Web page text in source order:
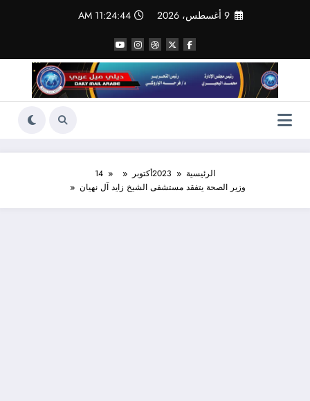
9 أغسطس، 2026 11:24:45 AM
الرئيسية 2023أكتوبر
14
وزير الصحة يتفقد مستشفى الشيخ زايد آل نهيان